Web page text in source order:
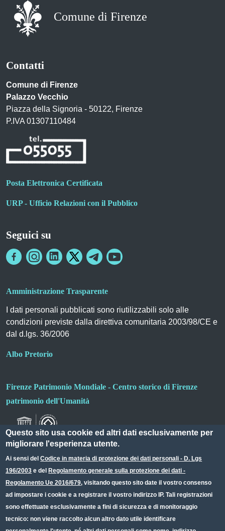
Comune di Firenze
Contatti
Comune di Firenze
Palazzo Vecchio
Piazza della Signoria - 50122, Firenze
P.IVA 01307110484
Posta Elettronica Certificata
URP - Ufficio Relazioni con il Pubblico
Seguici su
Amministrazione Trasparente
I dati personali pubblicati sono riutilizzabili solo alle
condizioni previste dalla direttiva comunitaria 2003/98/CE e
dal d.lgs. 36/2006
Albo Pretorio
Firenze Patrimonio Mondiale - Centro storico di Firenze
patrimonio dell'Umanità
Small prints
Useful links section
Redazione web
Privacy
Questo sito usa cookie ed altri dati esclusivamente per
migliorare l'esperienza utente.
Ai sensi delCodice in materia di protezione dei dati personali - D. Lgs
196/2003 e del Regolamento generale sulla protezione dei dati -
Regolamento Ue 2016/679, visitando questo sito date il vostro consenso
ad impostare i cookie e a registrare il vostro indirizzo IP. Tali registrazioni
sono effettuate esclusivamente a fini di sicurezza e di monitoraggio
tecnico: non viene raccolto alcun altro dato utile identificare